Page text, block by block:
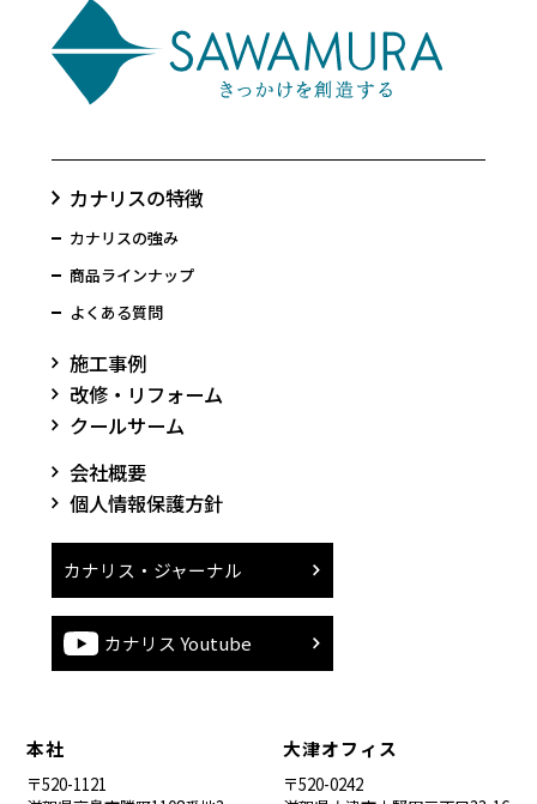
カナリスの特徴
カナリスの強み
商品ラインナップ
よくある質問
施工事例
改修・リフォーム
クールサーム
会社概要
個人情報保護方針
カナリス・ジャーナル
カナリス Youtube
本社
〒520-1121
大津オフィス
〒520-0242